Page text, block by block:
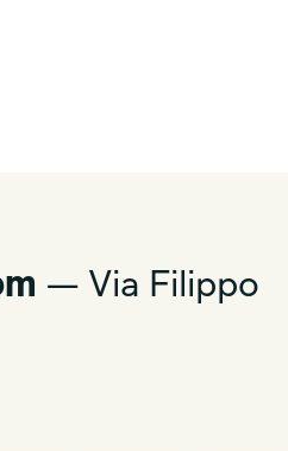
— Via Filippo